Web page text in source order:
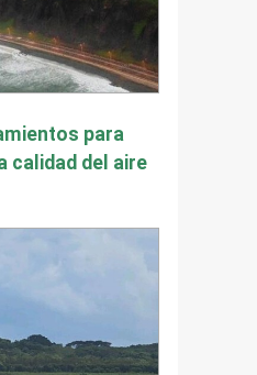
para
calidad del aire